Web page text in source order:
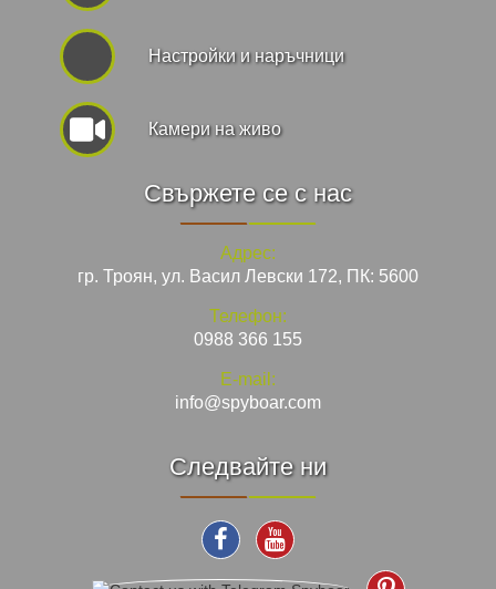
Hастройки и наръчници
Камери на живо
Свържете се с нас
Адрес:
гр. Троян, ул. Васил Левски 172, ПК: 5600
Телефон:
0988 366 155
E-mail:
info@spyboar.com
Следвайте ни